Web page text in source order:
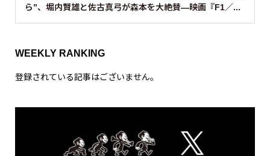
ら”、堀内賢雄と佐古真弓が森本を大絶賛—映画『F1／...
WEEKLY RANKING
登録されている記事はございません。